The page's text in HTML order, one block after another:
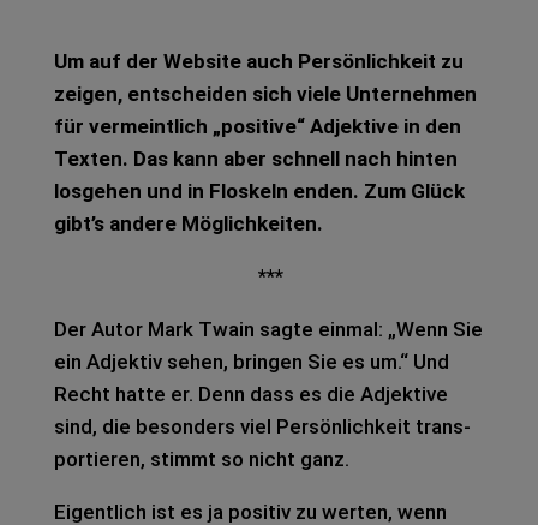
Um auf der Web­site auch Per­sön­lich­keit zu
zei­gen, ent­schei­den sich viele Unter­neh­men
für ver­meint­lich „posi­ti­ve“ Adjek­ti­ve in den
Tex­ten. Das kann aber schnell nach hin­ten
los­ge­hen und in Flos­keln enden. Zum Glück
gibt’s ande­re Mög­lich­kei­ten.
***
Der Autor Mark Twain sagte ein­mal: „Wenn Sie
ein Adjek­tiv sehen, brin­gen Sie es um.“ Und
Recht hatte er. Denn dass es die Adjek­ti­ve
sind, die beson­ders viel Per­sön­lich­keit trans­
por­tie­ren, stimmt so nicht ganz.
Eigent­lich ist es ja posi­tiv zu wer­ten, wenn